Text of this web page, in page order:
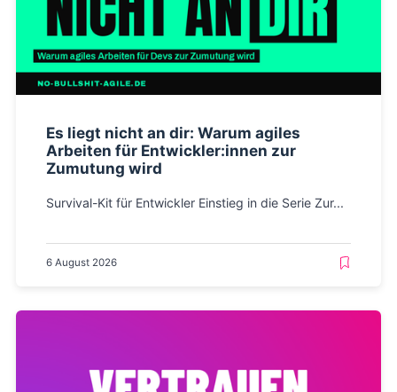
Es liegt nicht an dir: Warum agiles
Arbeiten für Entwickler:innen zur
Zumutung wird
Survival-Kit für Entwickler Einstieg in die Serie Zur...
6 August 2026